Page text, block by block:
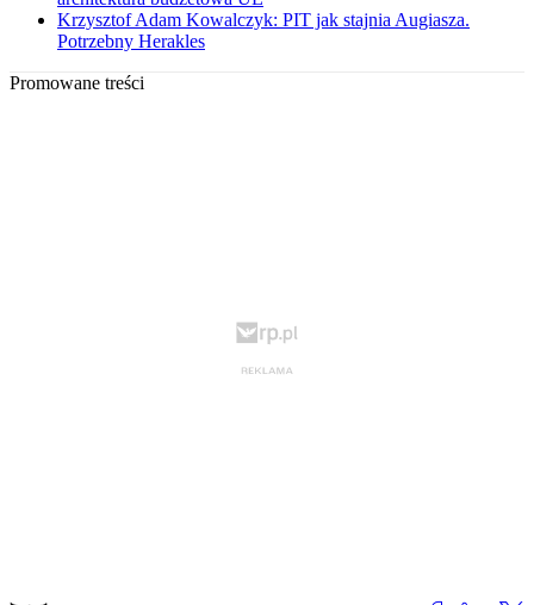
Krzysztof Adam Kowalczyk: PIT jak stajnia Augiasza.
Potrzebny Herakles
Promowane treści